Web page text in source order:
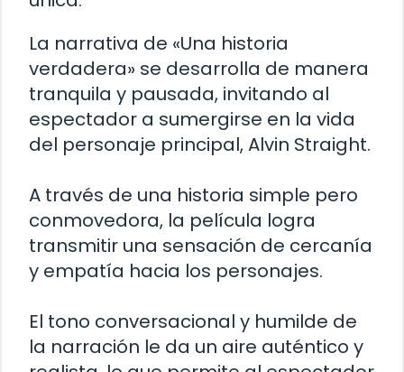
La narrativa de «Una historia
verdadera» se desarrolla de manera
tranquila y pausada, invitando al
espectador a sumergirse en la vida
del personaje principal, Alvin Straight.
A través de una historia simple pero
conmovedora, la película logra
transmitir una sensación de cercanía
y empatía hacia los personajes.
El tono conversacional y humilde de
la narración le da un aire auténtico y